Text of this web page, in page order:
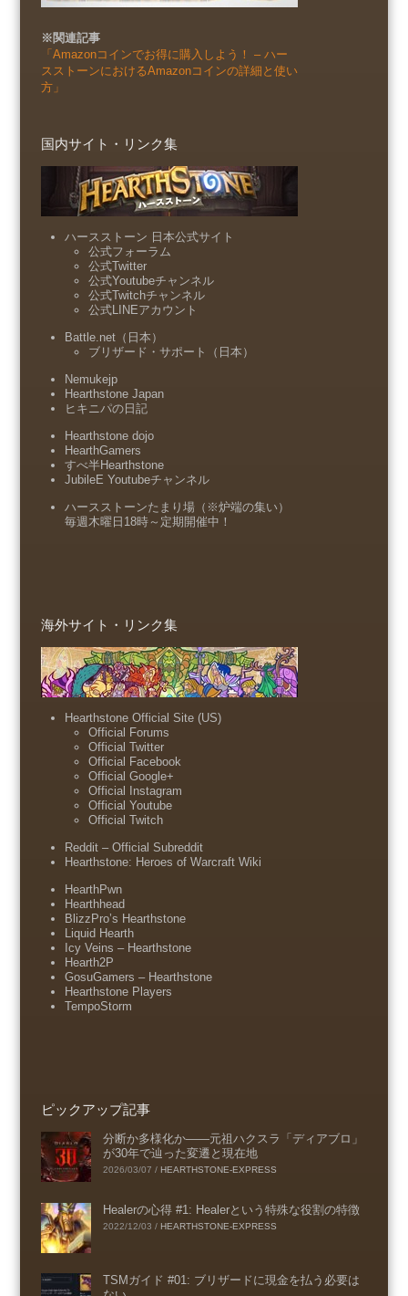
※関連記事
「Amazonコインでお得に購入しよう！ – ハー
スストーンにおけるAmazonコインの詳細と使い
方」
国内サイト・リンク集
ハースストーン 日本公式サイト
公式フォーラム
公式Twitter
公式Youtubeチャンネル
公式Twitchチャンネル
公式LINEアカウント
Battle.net（日本）
ブリザード・サポート（日本）
Nemukejp
Hearthstone Japan
ヒキニパの日記
Hearthstone dojo
HearthGamers
すべ半Hearthstone
JubileE Youtubeチャンネル
ハースストーンたまり場（※炉端の集い）
毎週木曜日18時～定期開催中！
海外サイト・リンク集
Hearthstone Official Site (US)
Official Forums
Official Twitter
Official Facebook
Official Google+
Official Instagram
Official Youtube
Official Twitch
Reddit – Official Subreddit
Hearthstone: Heroes of Warcraft Wiki
HearthPwn
Hearthhead
BlizzPro’s Hearthstone
Liquid Hearth
Icy Veins – Hearthstone
Hearth2P
GosuGamers – Hearthstone
Hearthstone Players
TempoStorm
ピックアップ記事
分断か多様化か――元祖ハクスラ「ディアブロ」
が30年で辿った変遷と現在地
2026/03/07 / HEARTHSTONE-EXPRESS
Healerの心得 #1: Healerという特殊な役割の特徴
2022/12/03 / HEARTHSTONE-EXPRESS
TSMガイド #01: ブリザードに現金を払う必要は